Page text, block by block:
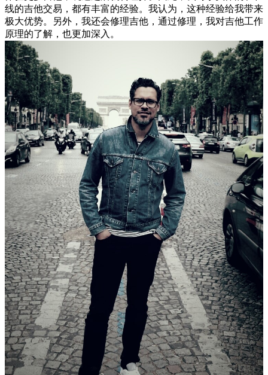
线的吉他交易，都有丰富的经验。我认为，这种经验给我带来
极大优势。另外，我还会修理吉他，通过修理，我对吉他工作
原理的了解，也更加深入。